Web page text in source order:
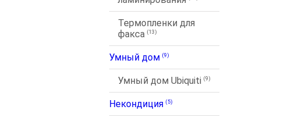
Термопленки для
факса (13)
Умный дом (9)
Умный дом Ubiquiti (9)
Некондиция (5)